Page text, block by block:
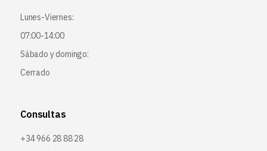
Lunes-Viernes:
07:00-14:00
Sábado y domingo:
Cerrado
Consultas
+34 966 28 88 28